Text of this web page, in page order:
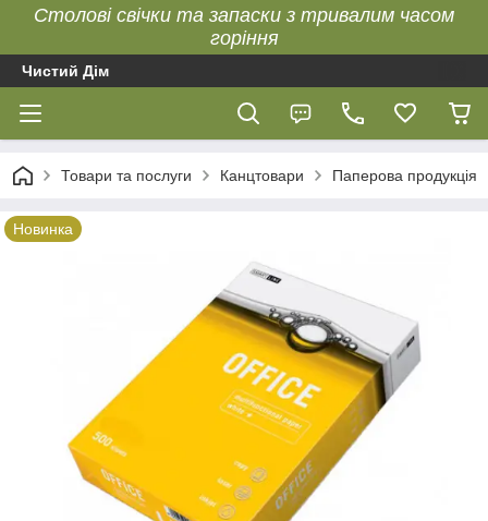
Столові свічки та запаски з тривалим часом
горіння
Чистий Дім
Товари та послуги Канцтовари Паперова продукція
Новинка